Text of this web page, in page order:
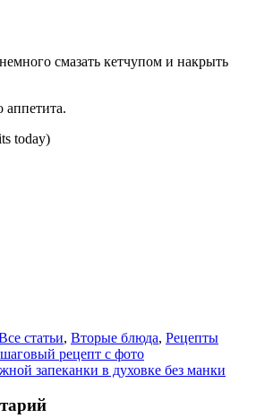
смазать кетчупом и накрыть
аппетита.
today)
статьи, Вторые блюда, Рецепты
рецепт с фото
запеканки в духовке без манки